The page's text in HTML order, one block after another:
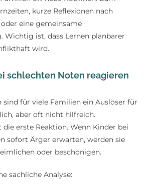
kurze Reflexionen nach
eine gemeinsame
Wichtig ist, dass Lernen planbarer
wird.
schlechten Noten reagieren
sind für viele Familien ein Auslöser für
aber oft nicht hilfreich.
die erste Reaktion. Wenn Kinder bei
sofort Ärger erwarten, werden sie
oder beschönigen.
sachliche Analyse: